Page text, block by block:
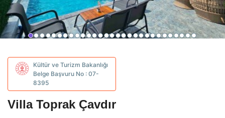
Kültür ve Turizm Bakanlığı
Belge Başvuru No : 07-
8395
Villa Toprak Çavdır